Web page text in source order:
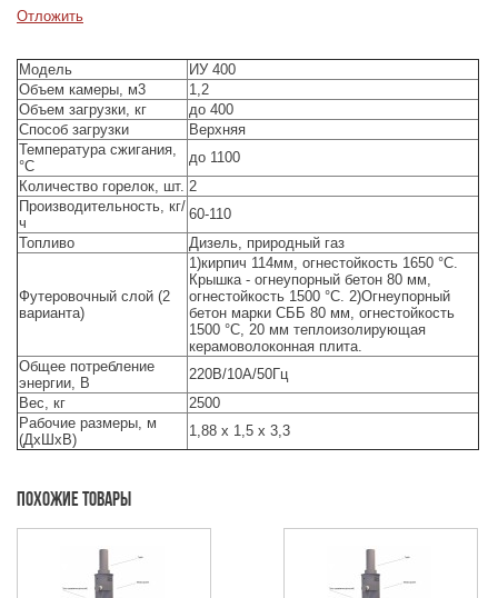
Отложить
Модель
ИУ 400
Объем камеры, м3
1,2
Объем загрузки, кг
до 400
Способ загрузки
Верхняя
Температура сжигания,
°С
до 1100
Количество горелок, шт. 2
Производительность, кг/
ч
60-110
Топливо
Дизель, природный газ
Футеровочный слой (2
варианта)
1)кирпич 114мм, огнестойкость 1650 °С.
Крышка - огнеупорный бетон 80 мм,
огнестойкость 1500 °С. 2)Огнеупорный
бетон марки СББ 80 мм, огнестойкость
1500 °С, 20 мм теплоизолирующая
керамоволоконная плита.
Общее потребление
энергии, В
220В/10А/50Гц
Вес, кг
2500
Рабочие размеры, м
(ДхШхВ)
1,88 x 1,5 x 3,3
Похожие товары